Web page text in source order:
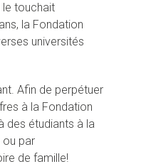
le touchait
la Fondation
universités
Afin de perpétuer
à la Fondation
des étudiants à la
ou par
de famille!